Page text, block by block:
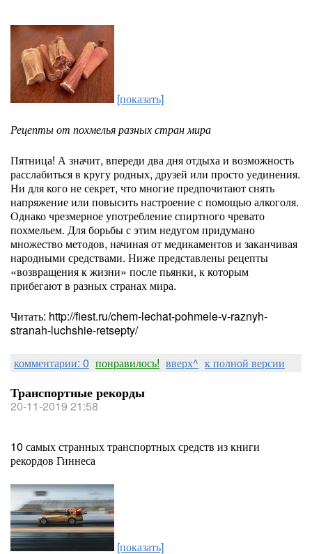
[показать]
Рецепты от похмелья разных стран мира
Пятница! А значит, впереди два дня отдыха и возможность
расслабиться в кругу родных, друзей или просто уединения.
Ни для кого не секрет, что многие предпочитают снять
напряжение или повысить настроение с помощью алкоголя.
Однако чрезмерное употребление спиртного чревато
похмельем. Для борьбы с этим недугом придумано
множество методов, начиная от медикаментов и заканчивая
народными средствами. Ниже представлены рецепты
«возвращения к жизни» после пьянки, к которым
прибегают в разных странах мира.
Читать: http://fiest.ru/chem-lechat-pohmele-v-raznyh-
stranah-luchshie-retsepty/
комментарии: 0 понравилось! вверх^ к полной версии
Транспортные рекорды
20-11-2019 21:58
10 самых странных транспортных средств из книги
рекордов Гиннеса
[показать]